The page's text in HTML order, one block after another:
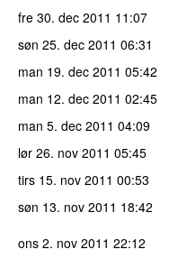
fre 30. dec 2011 11:07
søn 25. dec 2011 06:31
man 19. dec 2011 05:42
man 12. dec 2011 02:45
man 5. dec 2011 04:09
lør 26. nov 2011 05:45
tirs 15. nov 2011 00:53
søn 13. nov 2011 18:42
ons 2. nov 2011 22:12